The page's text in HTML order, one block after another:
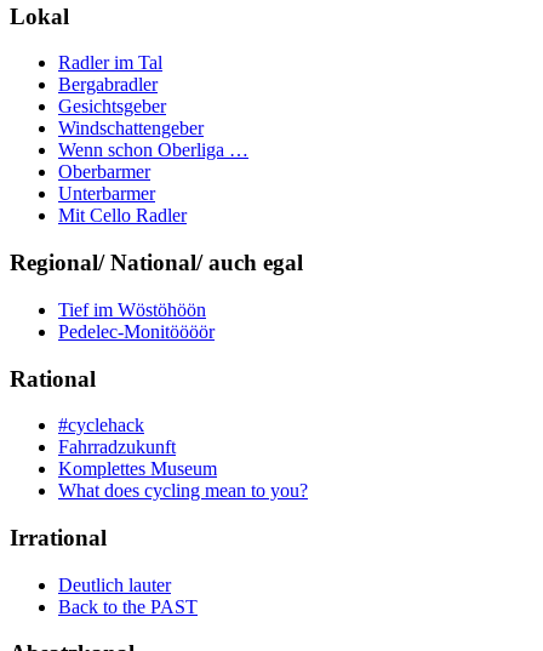
Lokal
Radler im Tal
Bergabradler
Gesichtsgeber
Windschattengeber
Wenn schon Oberliga …
Oberbarmer
Unterbarmer
Mit Cello Radler
Regional/ National/ auch egal
Tief im Wöstöhöön
Pedelec-Monitöööör
Rational
#cyclehack
Fahrradzukunft
Komplettes Museum
What does cycling mean to you?
Irrational
Deutlich lauter
Back to the PAST